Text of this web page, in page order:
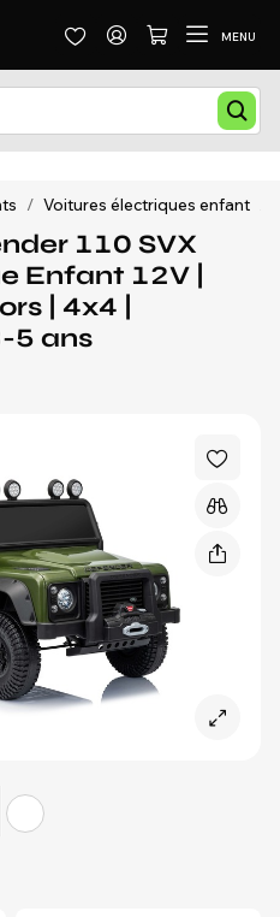
MENU
/ Voitures électriques enfant
110 SVX
Enfant 12V |
| 4x4 |
5 ans